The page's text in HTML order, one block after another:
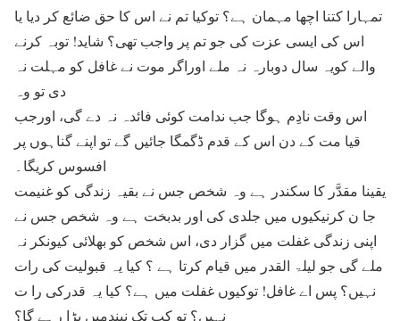
تمہارا کتنا اچھا مہمان ہے؟ توکیا تم نے اس کا حق ضائع کر دیا یا
اس کی ایسی عزت کی جو تم پر واجب تھی؟ شاید! توبہ کرنے
والے کویہ سال دوبارہ نہ ملے اوراگر موت نے غافل کو مہلت نہ
دی تو وہ
اس وقت نادِم ہوگا جب ندامت کوئی فائدہ نہ دے گی، اورجب
قیا مت کے دن اس کے قدم ڈگمگا جائیں گے تو اپنے گناہوں پر
افسوس کریگا۔
یقینا مقدَّر کا سکندر ہے وہ شخص جس نے بقیہ زندگی کو غنیمت
جا ن کرنیکیوں میں جلدی کی اور بدبخت ہے وہ شخص جس نے
اپنی زندگی غفلت میں گزار دی، اس شخص کو بھلائی کیونکر نہ
ملے گی جو لیلۃ القدر میں قیام کرتا ہے ؟ کیا یہ قبولیت کی رات
نہیں؟ پس اے غافل! توکیوں غفلت میں ہے؟ کیا یہ قدرکی را ت
نہیں؟ تو کب تک نیندمیں پڑا رہے گا؟